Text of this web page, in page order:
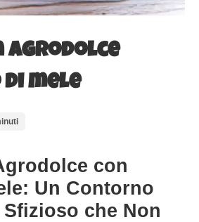
agrodolce
mele
con
Un Contorno
che Non